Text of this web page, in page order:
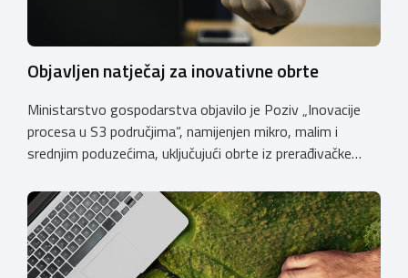
Objavljen natječaj za inovativne obrte
Ministarstvo gospodarstva objavilo je Poziv „Inovacije
procesa u S3 područjima“, namijenjen mikro, malim i
srednjim poduzećima, uključujući obrte iz prerađivačke
uspješnije plasirati na tržište kroz modernizaciju poslovnih
procesa. Poziv se provodi u okviru PKK 2021. – 2027. Cilj
Poziva je potaknuti uvođenje inovacija procesa i
organizacije poslovanja koje […]